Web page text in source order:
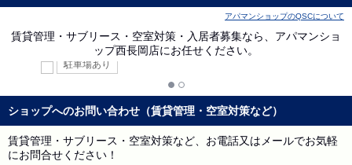
アパマンショップのQSCについて
賃貸管理・サブリース・空室対策・入居者募集なら、アパマンショ
ップ西長岡店にお任せください。
駐車場あり
ショップへのお問い合わせ（賃貸管理・空室対策など）
賃貸管理・サブリース・空室対策など、お電話又はメールでお気軽
にお問合せください！